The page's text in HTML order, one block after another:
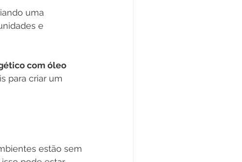
uma
e
com óleo
para criar um
estão sem